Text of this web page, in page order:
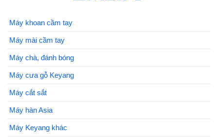
Máy khoan cầm tay
Máy mài cầm tay
Máy chà, đánh bóng
Máy cưa gỗ Keyang
Máy cắt sắt
Máy hàn Asia
Máy Keyang khác